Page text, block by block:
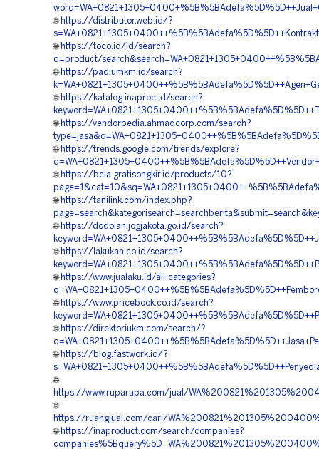
🌐 https://distributor.web.id/?
🌐 https://toco.id/id/search?
q=product/
🌐 https://padiumkm.id/search?
🌐 https://katalog.inaproc.id/search?
🌐 https://vendorpedia.ahmadcorp.com/search?
🌐 https://trends.google.com/trends/explore?
🌐 https://bela.gratisongkir.id/products/10?
🌐 https://tanilink.com/index.php?
🌐 https://dodolan.jogjakota.go.id/search?
🌐 https://lakukan.co.id/search?
🌐 https://www.jualaku.id/all-categories?
🌐 https://www.pricebook.co.id/search?
🌐 https://direktoriukm.com/search/?
🌐 https://blog.fastwork.id/?
🌐
https://www.ruparupa.com/jual/
🌐
https://ruangjual.com/cari/
🌐 https://inaproduct.com/search/companies?